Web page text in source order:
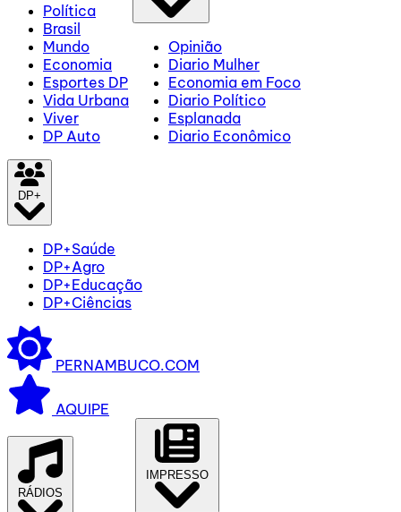
Política
Brasil
Mundo
Economia
Esportes DP
Vida Urbana
Viver
DP Auto
Opinião
Diario Mulher
Economia em Foco
Diario Político
Esplanada
Diario Econômico
DP+
DP+Saúde
DP+Agro
DP+Educação
DP+Ciências
PERNAMBUCO.COM
AQUIPE
RÁDIOS
IMPRESSO